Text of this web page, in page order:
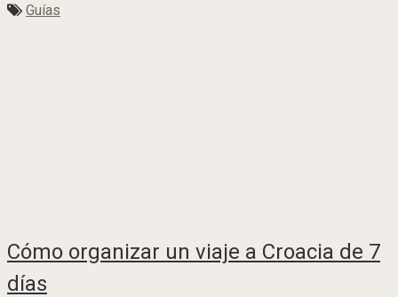
Guías
Cómo organizar un viaje a Croacia de 7
días